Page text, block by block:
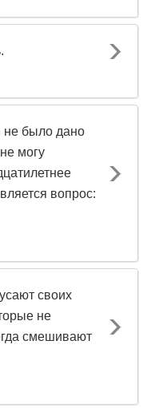
не было дано
могу
вопрос:
своих
не
смешивают